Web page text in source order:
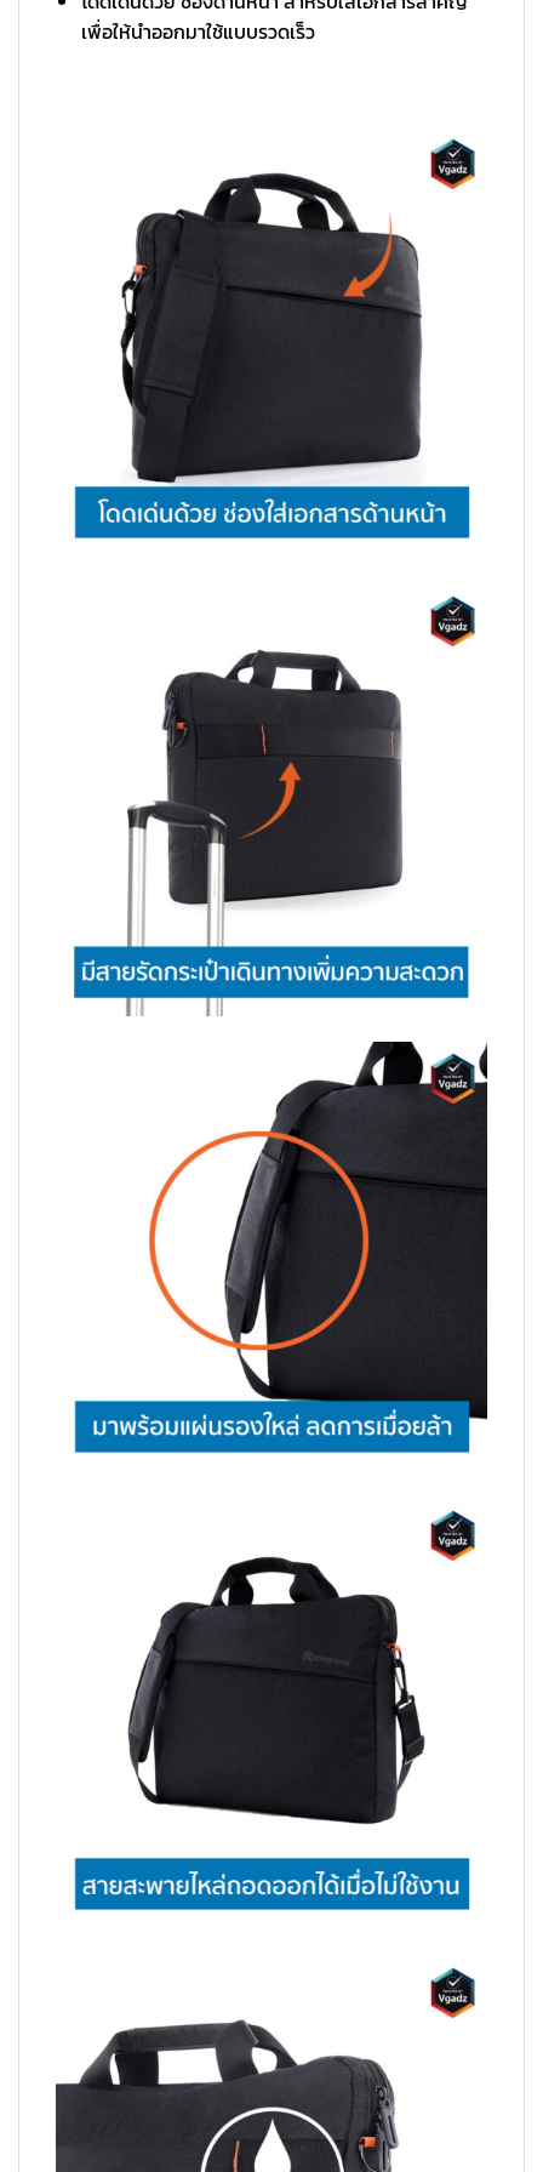
เพื่อให้นำออกมาใช้แบบรวดเร็ว